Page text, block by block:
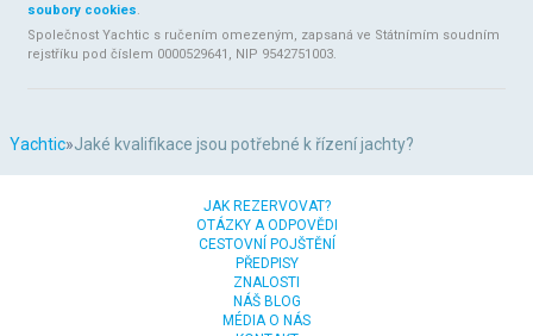
soubory cookies.
Společnost Yachtic s ručením omezeným, zapsaná ve Státnímím soudním
rejstříku pod číslem 0000529641, NIP 9542751003.
Yachtic»Jaké kvalifikace jsou potřebné k řízení jachty?
JAK REZERVOVAT?
OTÁZKY A ODPOVĚDI
CESTOVNÍ POJŠTĚNÍ
PŘEDPISY
ZNALOSTI
NÁŠ BLOG
MÉDIA O NÁS